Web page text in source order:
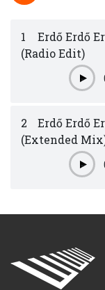
1
Erdő Erdő
(Radio Edit)
Play
2
Erdő Erdő
(Extended
Play